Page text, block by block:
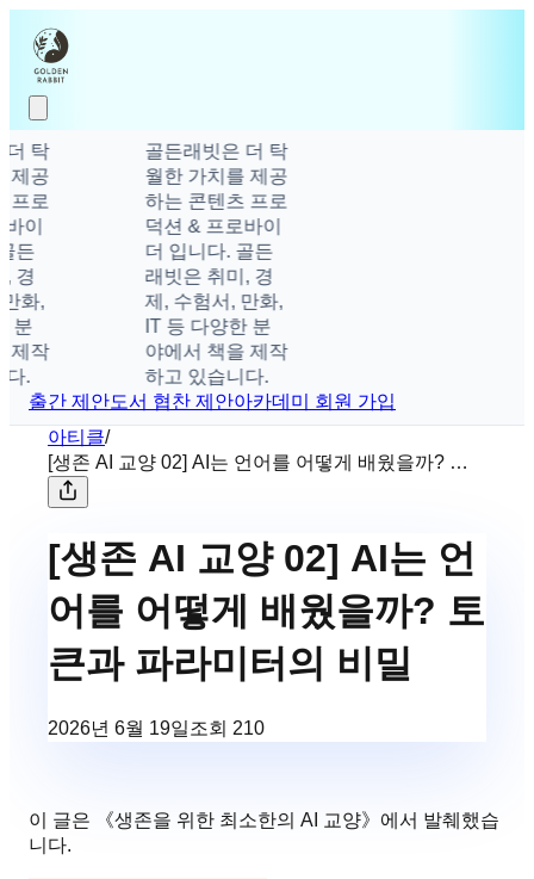
탁
공
로
이
화,
작
.
골든래빗은 더 탁
월한 가치를 제공
하는 콘텐츠 프로
덕션 & 프로바이
더 입니다. 골든
래빗은 취미, 경
제, 수험서, 만화,
IT 등 다양한 분
야에서 책을 제작
하고 있습니다.
출간 제안도서 협찬 제안아카데미 회원 가입
아티클/
[생존 AI 교양 02] AI는 언어를 어떻게 배웠을까? 토
큰과 파라미터의 비밀
[생존 AI 교양 02] AI는 언
어를 어떻게 배웠을까? 토
큰과 파라미터의 비밀
2026년 6월 19일조회 210
이 글은 《생존을 위한 최소한의 AI 교양》에서 발췌했습
니다.